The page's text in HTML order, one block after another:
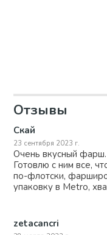
Отзывы
Скай
23 сентября 2023 г.
Очень вкусный
Готовлю с ним все,
по-флотски,
упаковку в Metro,
zetacancri